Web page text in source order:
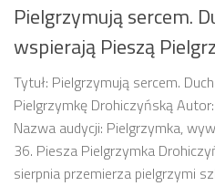
Pielgrzymują sercem.
wspierają Pieszą
Tytuł: Pielgrzymują sercem.
Pielgrzymkę Drohiczyńską
Nazwa audycji: Pielgrzymka,
36. Piesza Pielgrzymka
sierpnia przemierza pielgrzymi